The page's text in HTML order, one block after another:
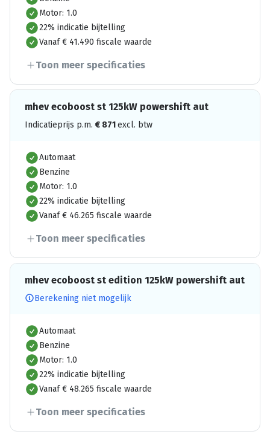
Motor: 1.0
22% indicatie bijtelling
Vanaf € 41.490 fiscale waarde
Toon meer specificaties
mhev ecoboost st 125kW powershift aut
Indicatieprijs p.m. € 871excl. btw
Automaat
Benzine
Motor: 1.0
22% indicatie bijtelling
Vanaf € 46.265 fiscale waarde
Toon meer specificaties
mhev ecoboost st edition 125kW powershift aut
Berekening niet mogelijk
Automaat
Benzine
Motor: 1.0
22% indicatie bijtelling
Vanaf € 48.265 fiscale waarde
Toon meer specificaties